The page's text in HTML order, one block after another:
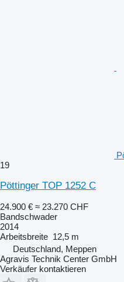
19
Pöttinger TOP 1252 C
24.900 € ≈ 23.270 CHF
Bandschwader
2014
Arbeitsbreite 12,5 m
Deutschland, Meppen
Agravis Technik Center GmbH
Verkäufer kontaktieren